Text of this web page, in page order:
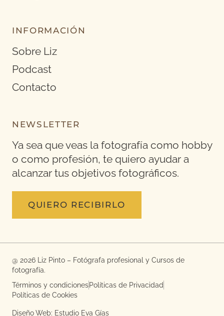
INFORMACIÓN
Sobre Liz
Podcast
Contacto
NEWSLETTER
Ya sea que veas la fotografía como hobby
o como profesión, te quiero ayudar a
alcanzar tus objetivos fotográficos.
QUIERO RECIBIRLO
@ 2026 Liz Pinto – Fotógrafa profesional y Cursos de
fotografía.
Términos y condicionesPolíticas de Privacidad
Políticas de Cookies
Diseño Web: Estudio Eva Gías